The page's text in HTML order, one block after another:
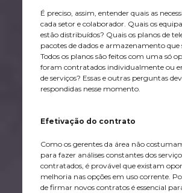
É preciso, assim, entender quais as
cada setor e colaborador. Quais os
estão distribuídos? Quais os planos de
pacotes de dados e armazenamento que
Todos os planos são feitos com uma só
foram contratados individualmente ou
de serviços? Essas e outras perguntas
respondidas nesse momento.
Efetivação do contrato
Como os gerentes da área não
para fazer análises constantes dos
contratados, é provável que existam
melhoria nas opções em uso corrente.
de firmar novos contratos é essencial